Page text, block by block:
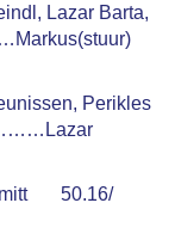
Lazar Barta,
Perikles
50.16/